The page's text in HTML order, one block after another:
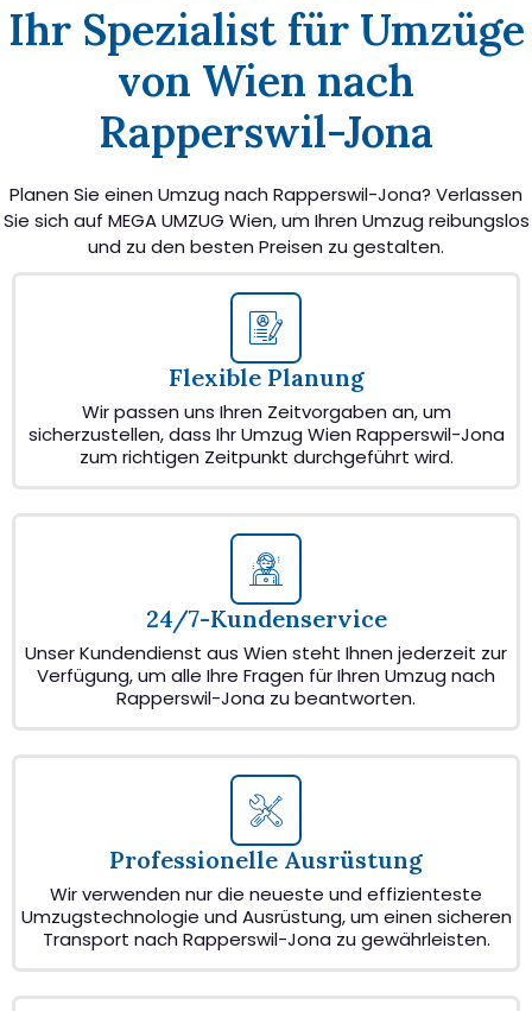
Ihr Spezialist für Umzüge
von Wien nach
Rapperswil-Jona
Planen Sie einen Umzug nach Rapperswil-Jona? Verlassen
Sie sich auf MEGA UMZUG Wien, um Ihren Umzug reibungslos
und zu den besten Preisen zu gestalten.
Flexible Planung
Wir passen uns Ihren Zeitvorgaben an, um
sicherzustellen, dass Ihr Umzug Wien Rapperswil-Jona
zum richtigen Zeitpunkt durchgeführt wird.
24/7-Kundenservice
Unser Kundendienst aus Wien steht Ihnen jederzeit zur
Verfügung, um alle Ihre Fragen für Ihren Umzug nach
Rapperswil-Jona zu beantworten.
Professionelle Ausrüstung
Wir verwenden nur die neueste und effizienteste
Umzugstechnologie und Ausrüstung, um einen sicheren
Transport nach Rapperswil-Jona zu gewährleisten.